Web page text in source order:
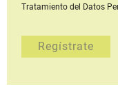
Tratamiento del Datos